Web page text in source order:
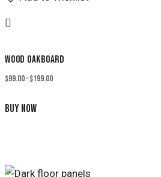
WOOD OAKBOARD
$99.00–$199.00
BUY NOW